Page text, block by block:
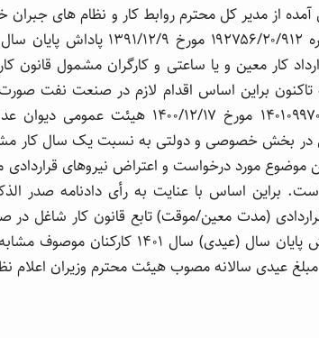
از مدیر کل محترم روابط کار و نظام های جبران
و رفاه اجتماعی و پاسخ واصله طی نامه شماره
کار معین و یا ساعتی و کارگران مشمول قانون
تاکنون براین اساس اقدام لازم در صنعت نفت
سال گذشته رأی دادنامه شماره ۱۴۰۱۰۹۹۷۰۹۰۵۸۱۰۰۰۴
شاغل در بخش خصوصی و دولتی به نسبت یک سال
موضوع مورد درخواست و اعتراض نیروهای
براین اساس با عنایت به رأی دادنامه صدر
(مدت معین/موقت) تابع قانون کار شاغل
است دستور فرمایید درخصوص پرداخت پاداش پایان سال
عیدی سالانه مصوب هیئت محترم وزیران اعلام